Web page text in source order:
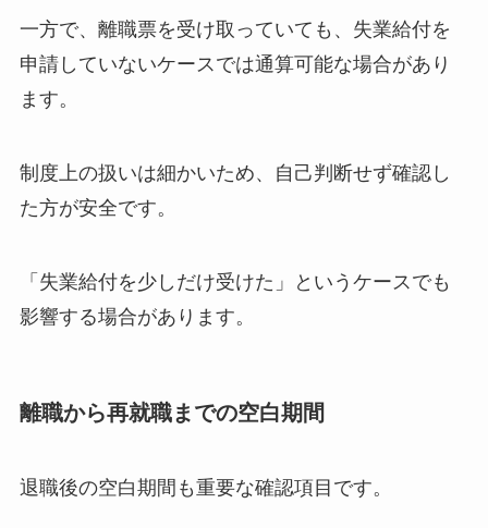
一方で、離職票を受け取っていても、失業給付を
申請していないケースでは通算可能な場合があり
ます。
制度上の扱いは細かいため、自己判断せず確認し
た方が安全です。
「失業給付を少しだけ受けた」というケースでも
影響する場合があります。
離職から再就職までの空白期間
退職後の空白期間も重要な確認項目です。